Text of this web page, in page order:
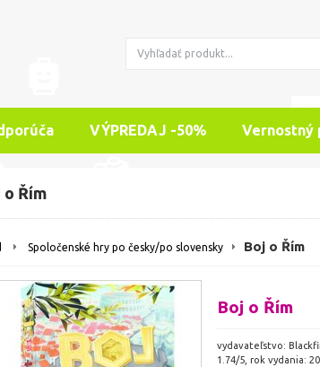
VÝPREDAJ -50% Vernostný
o Řím
Spoločenské hry po česky/po slovensky Boj o Řím
Boj o Řím
vydavateľstvo:
1.74/5, rok vydania: